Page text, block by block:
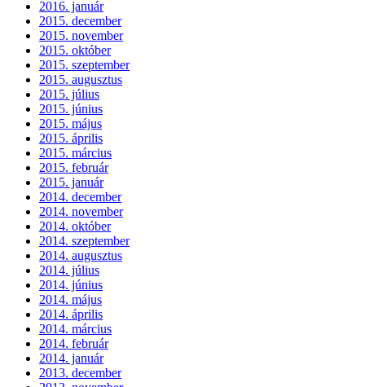
2016. január
2015. december
2015. november
2015. október
2015. szeptember
2015. augusztus
2015. július
2015. június
2015. május
2015. április
2015. március
2015. február
2015. január
2014. december
2014. november
2014. október
2014. szeptember
2014. augusztus
2014. július
2014. június
2014. május
2014. április
2014. március
2014. február
2014. január
2013. december